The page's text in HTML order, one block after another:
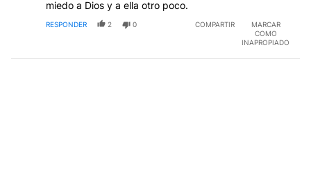
miedo a Dios y a ella otro poco.
RESPONDER 2 0 COMPARTIR
MARCAR
COMO
INAPROPIADO